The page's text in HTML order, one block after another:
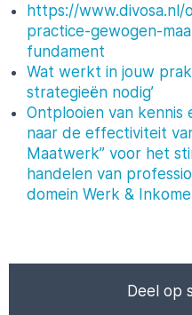
https://
practice-gewogen-
fundament
Wat werkt in jouw
strategieën nodig’
Ontplooien van
naar de effectiviteit
Maatwerk” voor het
handelen van
domein Werk &
Deel op